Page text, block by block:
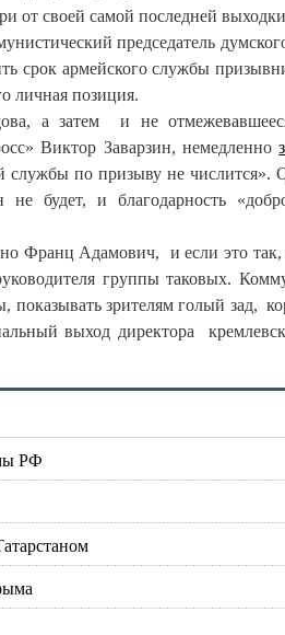
от своей самой последней
председатель
срок армейского службы
личная позиция.
а затем и не
Виктор Заварзин, немедленно
службы по призыву не числится».
не будет, и благодарность
Франц Адамович, и если это
группы таковых.
показывать зрителям голый зад,
выход директора
РФ